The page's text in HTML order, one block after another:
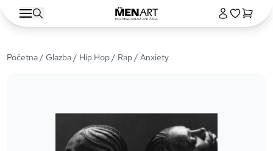
Početna/Glazba/ Hip Hop / Rap/ Anxiety